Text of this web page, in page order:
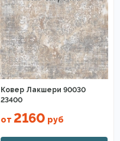
Ковер Лакшери 90030
23400
от 2160 руб